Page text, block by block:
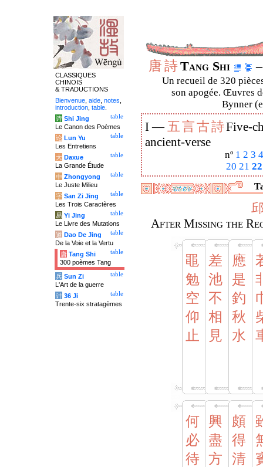
唐詩Tang Shi
Un recueil de 320
son apogée. Œuvres
Bynner
I —五言古詩Five-
ancient-verse
nº 1 2 3 4
20 21 22
After Missing the
黽
勉
空
仰
止
差
池
不
相
見
應
是
釣
秋
水
何
必
待
興
盡
方
頗
得
清
CLASSIQUES
CHINOIS
& TRADUCTIONS
Bienvenue aide notes
introduction table
table
诗 Shi Jing
Le Canon des Poèmes
table
论 Lun Yu
Les Entretiens
table
大 Daxue
La Grande Étude
table
中 Zhongyong
Le Juste Milieu
table
字 San Zi Jing
Les Trois Caractères
table
易 Yi Jing
Le Livre des Mutations
table
道 Dao De Jing
De la Voie et la Vertu
table
唐 Tang Shi
300 poèmes Tang
table
兵 Sun Zi
L'Art de la guerre
table
计 36 Ji
Trente-six stratagèmes